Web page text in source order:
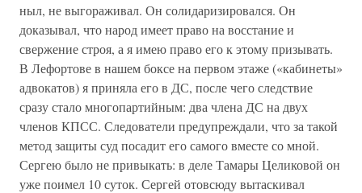
ныл, не выгораживал. Он солидаризировался. Он
доказывал, что народ имеет право на восстание и
свержение строя, а я имею право его к этому призывать.
В Лефортове в нашем боксе на первом этаже («кабинеты»
адвокатов) я приняла его в ДС, после чего следствие
сразу стало многопартийным: два члена ДС на двух
членов КПСС. Следователи предупреждали, что за такой
метод защиты суд посадит его самого вместе со мной.
Сергею было не привыкать: в деле Тамары Целиковой он
уже поимел 10 суток. Сергей отовсюду вытаскивал